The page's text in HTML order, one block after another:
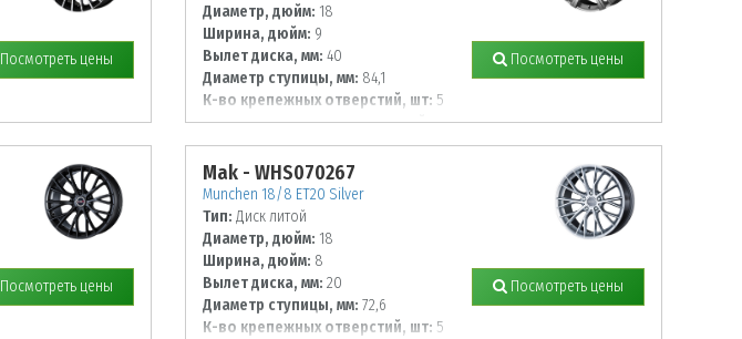
Посмотреть цены
Диаметр, дюйм: 18
Ширина, дюйм: 9
Вылет диска, мм: 40
Диаметр ступицы, мм: 84,1
К-во крепежных отверстий, шт: 5
Диаметр располож. отверстий, мм:
130
Посмотреть цены
Посмотреть цены
Mak - WHS070267
Munchen 18/8 ET20 Silver
Тип: Диск литой
Диаметр, дюйм: 18
Ширина, дюйм: 8
Вылет диска, мм: 20
Диаметр ступицы, мм: 72,6
К-во крепежных отверстий, шт: 5
Посмотреть цены